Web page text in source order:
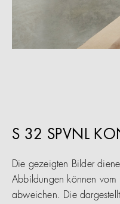
S 32 SPVNL
Die gezeigten Bilder
Abbildungen können vom
abweichen. Die